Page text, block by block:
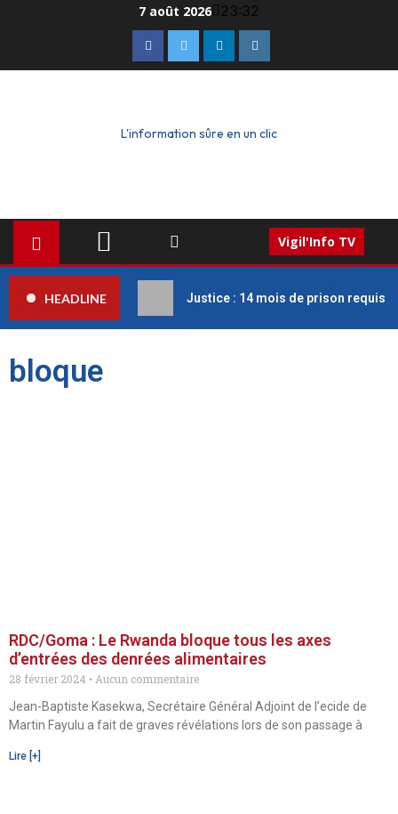
7 août 2026 23:32
L'information sûre en un clic
Vigil'Info TV
HEADLINE Justice : 14 mois de prison requis
bloque
RDC/Goma : Le Rwanda bloque tous les axes
d’entrées des denrées alimentaires
28 février 2024
Aucun commentaire
Jean-Baptiste Kasekwa, Secrétaire Général Adjoint de l’ecide de
Martin Fayulu a fait de graves révélations lors de son passage à
Lire [+]